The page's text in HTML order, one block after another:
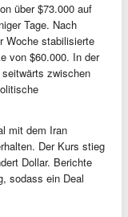
über $73.000 auf
Tage. Nach
Woche stabilisierte
von $60.000. In der
zwischen
mit dem Iran
Der Kurs stieg
Dollar. Berichte
sodass ein Deal